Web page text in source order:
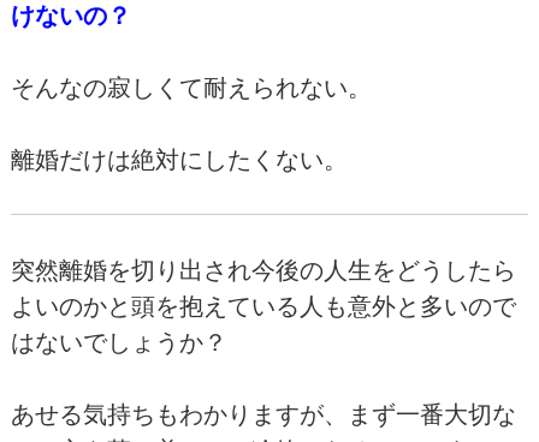
けないの？
そんなの寂しくて耐えられない。
離婚だけは絶対にしたくない。
突然離婚を切り出され今後の人生をどうしたら
よいのかと頭を抱えている人も意外と多いので
はないでしょうか？
あせる気持ちもわかりますが、まず一番大切な